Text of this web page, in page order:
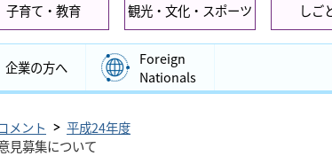
子育て・教育 観光・文化・スポーツ しご
企業の方へ
Foreign
Nationals
メント
平成24年度
見募集について